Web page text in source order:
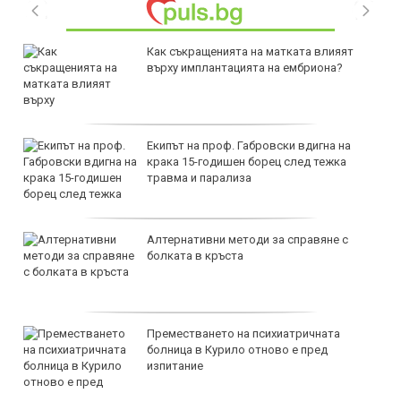
Как съкращенията на матката влияят
върху имплантацията на ембриона?
Екипът на проф. Габровски вдигна на
крака 15-годишен борец след тежка
травма и парализа
Алтернативни методи за справяне с
болката в кръста
Преместването на психиатричната
болница в Курило отново е пред
изпитание